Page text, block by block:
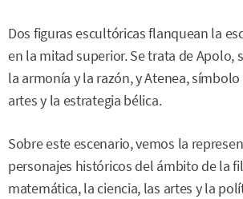
Dos figuras escultóricas flanquean la
en la mitad superior. Se trata de Apolo,
la armonía y la razón, y Atenea,
artes y la estrategia bélica.
Sobre este escenario, vemos la
personajes históricos del ámbito de la
matemática, la ciencia, las artes y la